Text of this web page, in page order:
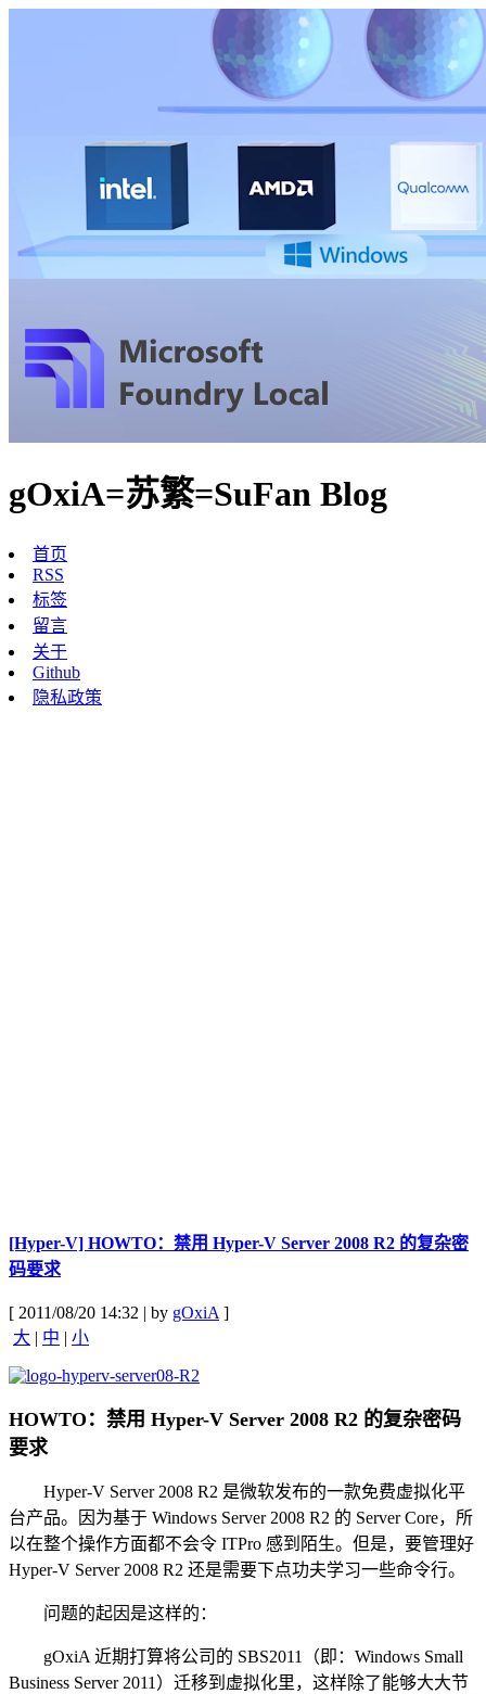
gOxiA=苏繁=SuFan Blog
首页
RSS
标签
留言
关于
Github
隐私政策
[Hyper-V] HOWTO：禁用 Hyper-V Server 2008 R2 的复杂密
码要求
[ 2011/08/20 14:32 | by gOxiA]
大 | 中 | 小
HOWTO：禁用 Hyper-V Server 2008 R2 的复杂密码
要求
Hyper-V Server 2008 R2 是微软发布的一款免费虚拟化平
台产品。因为基于 Windows Server 2008 R2 的 Server Core，所
以在整个操作方面都不会令 ITPro 感到陌生。但是，要管理好
Hyper-V Server 2008 R2 还是需要下点功夫学习一些命令行。
问题的起因是这样的：
gOxiA 近期打算将公司的 SBS2011（即：Windows Small
Business Server 2011）迁移到虚拟化里，这样除了能够大大节